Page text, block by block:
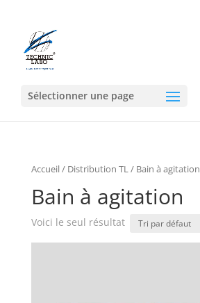
Sélectionner une page
Accueil/ Distribution TL/ Bain à agitation
Bain à agitation
Voici le seul résultat